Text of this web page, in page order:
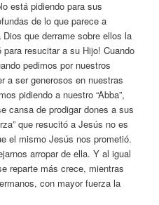
está pidiendo para sus
de lo que parece a
que derrame sobre ellos la
resucitar a su Hijo! Cuando
pedimos por nuestros
a ser generosos en nuestras
pidiendo a nuestro “Abba”,
cansa de prodigar dones a sus
que resucitó a Jesús no es
el mismo Jesús nos prometió.
arropar de ella. Y al igual
reparte más crece, mientras
con mayor fuerza la